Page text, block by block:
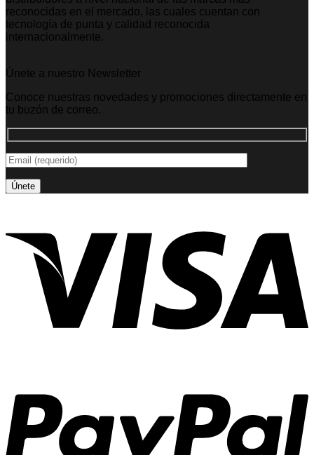
reconocidas en el mercado, las cuales cuentan con
tecnología de punta y calidad reconocida
internacionalmente.
Únete a nuestro Newsletter
Conoce nuestras novedades y promociones directamente en
tu buzón de correo.